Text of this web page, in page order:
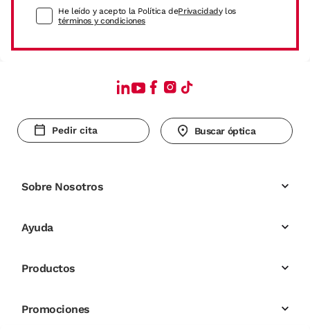
He leído y acepto la Política dePrivacidady los
términos y condiciones
Pedir cita Buscar óptica
Sobre Nosotros
Ayuda
Productos
Promociones